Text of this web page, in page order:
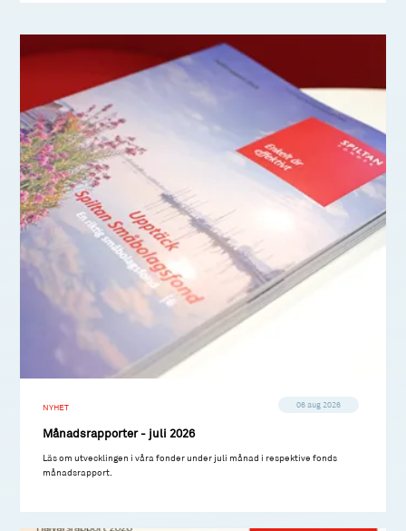
NYHET 06 aug 2026
Månadsrapporter - juli 2026
Läs om utvecklingen i våra fonder under juli månad i respektive fonds
månadsrapport.